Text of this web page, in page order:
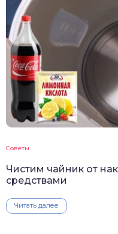
Советы
Чистим чайник от
средствами
Читать далее